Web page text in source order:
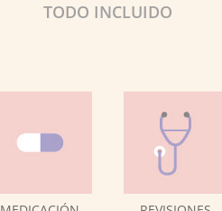
TODO INCLUIDO